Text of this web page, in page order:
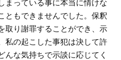
まっている事に本当に情けな
ともできませんでした。保釈
取り謝罪することができ、示
私の起こした事犯は決して許
んな気持ちで示談に応じてく